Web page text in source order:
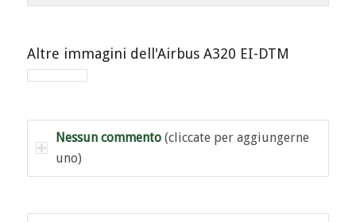
Altre immagini dell'Airbus A320 EI-DTM
Nessun commento(cliccate per aggiungerne
uno)